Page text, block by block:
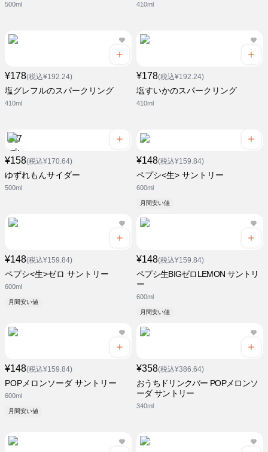
500ml 410ml
¥178(税込¥192.24)
塩グレフルのスパークリング
410ml
¥178(税込¥192.24)
塩すいかのスパークリング
410ml
¥158(税込¥170.64)
ゆずれもんサイダー
500ml
¥148(税込¥159.84)
ペプシ<生> サントリー
600ml
月間安い値
¥148(税込¥159.84)
ペプシ<生>ゼロ サントリー
600ml
月間安い値
¥148(税込¥159.84)
ペプシ生BIGゼロLEMON サントリ
ー
600ml
月間安い値
¥148(税込¥159.84)
POPメロンソーダ サントリー
600ml
月間安い値
¥358(税込¥386.64)
おうちドリンクバー POPメロンソ
ーダ サントリー
340ml